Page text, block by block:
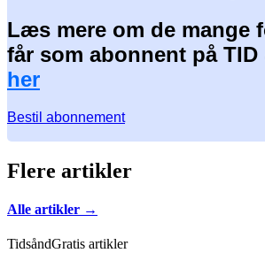
Læs mere om de mange
får som abonnent på TID
her
Bestil abonnement
Flere artikler
Alle artikler →
TidsåndGratis artikler